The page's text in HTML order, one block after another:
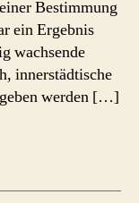
Bestimmung
ein Ergebnis
wachsende
innerstädtische
werden […]